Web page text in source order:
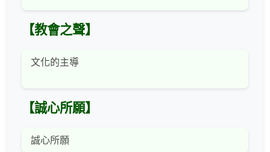
【教會之聲】
文化的主導
【誠心所願】
誠心所願